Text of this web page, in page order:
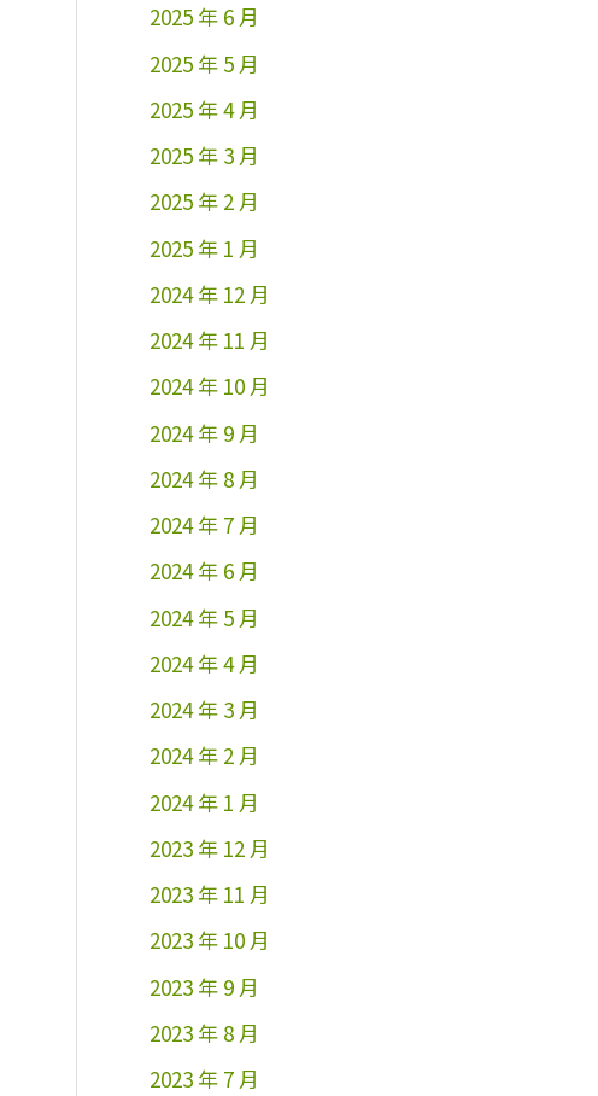
2025 年 6 月
2025 年 5 月
2025 年 4 月
2025 年 3 月
2025 年 2 月
2025 年 1 月
2024 年 12 月
2024 年 11 月
2024 年 10 月
2024 年 9 月
2024 年 8 月
2024 年 7 月
2024 年 6 月
2024 年 5 月
2024 年 4 月
2024 年 3 月
2024 年 2 月
2024 年 1 月
2023 年 12 月
2023 年 11 月
2023 年 10 月
2023 年 9 月
2023 年 8 月
2023 年 7 月